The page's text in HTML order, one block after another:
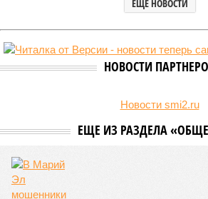
Руководитель Управления
Республике Татьяна Гермонова принимала
Межведомственной комиссии,
организации детского отдыха и
летней оздоровительной кампании 2026
были обобщены
мероприятий в детских